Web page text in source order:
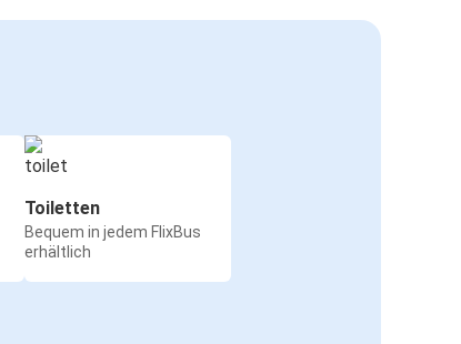
Toiletten
Bequem in jedem FlixBus
erhältlich